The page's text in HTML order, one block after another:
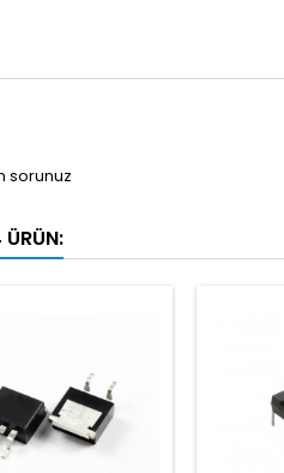
sorunuz
ÜRÜN: